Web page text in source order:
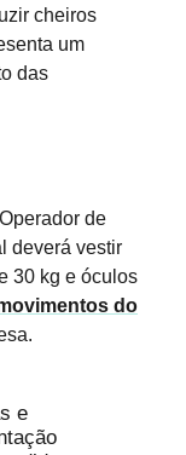
cheiros
um
das
de
deverá vestir
30 kg e óculos
do
e